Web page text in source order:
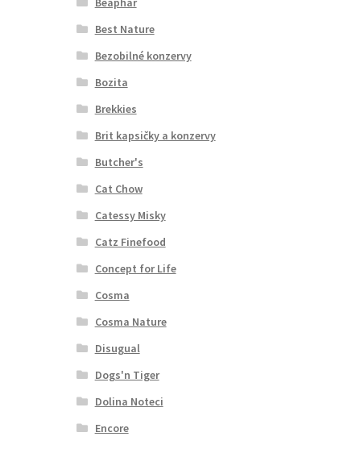
Best Nature
Bezobilné konzervy
Bozita
Brekkies
Brit kapsičky a konzervy
Butcher's
Cat Chow
Catessy Misky
Catz Finefood
Concept for Life
Cosma
Cosma Nature
Disugual
Dogs'n Tiger
Dolina Noteci
Encore